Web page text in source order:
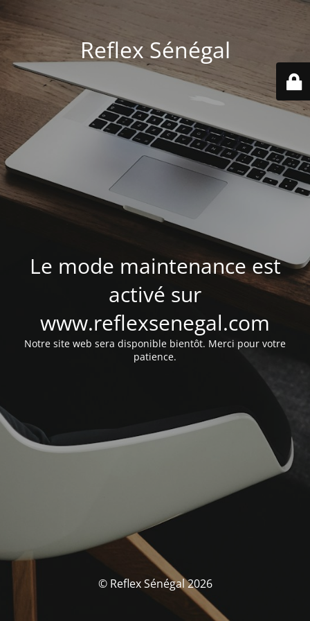
Reflex Sénégal
Le mode maintenance est
activé sur
www.reflexsenegal.com
Notre site web sera disponible bientôt. Merci pour votre
patience.
© Reflex Sénégal 2026